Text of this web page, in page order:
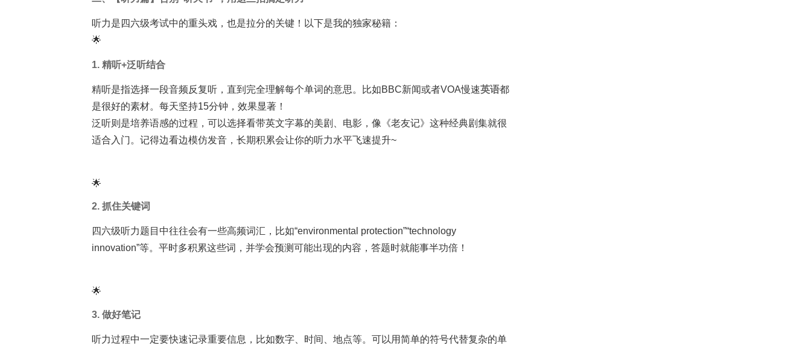
听力是四六级考试中的重头戏，也是拉分的关键！以下是我的独家秘籍：
🌟
1. 精听+泛听结合
精听是指选择一段音频反复听，直到完全理解每个单词的意思。比如BBC新闻或者VOA慢速英语都
是很好的素材。每天坚持15分钟，效果显著！
泛听则是培养语感的过程，可以选择看带英文字幕的美剧、电影，像《老友记》这种经典剧集就很
适合入门。记得边看边模仿发音，长期积累会让你的听力水平飞速提升~
🌟
2. 抓住关键词
四六级听力题目中往往会有一些高频词汇，比如“environmental protection”“technology
innovation”等。平时多积累这些词，并学会预测可能出现的内容，答题时就能事半功倍！
🌟
3. 做好笔记
听力过程中一定要快速记录重要信息，比如数字、时间、地点等。可以用简单的符号代替复杂的单